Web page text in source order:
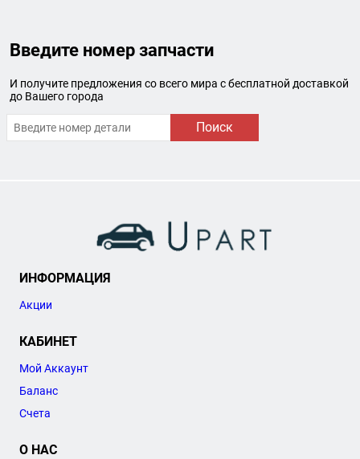
Введите номер запчасти
И получите предложения со всего мира с бесплатной доставкой
до Вашего города
Поиск
ИНФОРМАЦИЯ
Акции
КАБИНЕТ
Мой Аккаунт
Баланс
Счета
О НАС